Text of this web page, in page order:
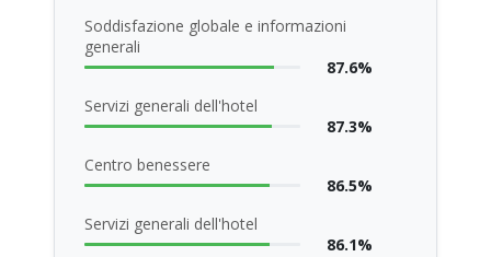
Soddisfazione globale e informazioni
generali
87.6%
Servizi generali dell'hotel
87.3%
Centro benessere
86.5%
Servizi generali dell'hotel
86.1%